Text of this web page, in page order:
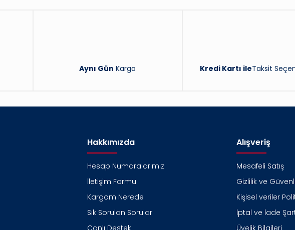
Aynı Gün Kargo Kredi Kartı ileTaksit
Hakkımızda
Hesap Numaralarımız
İletişim Formu
Kargom Nerede
Sık Sorulan Sorular
Alışveriş
Mesafeli Satış
Gizlilik ve
Kişisel veriler
İptal ve İade